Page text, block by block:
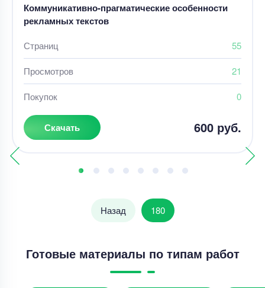
Коммуникативно-прагматические особенности
рекламных текстов
Страниц 55
Просмотров 21
Покупок 0
Скачать 600 руб.
Назад 180
Готовые материалы по типам работ